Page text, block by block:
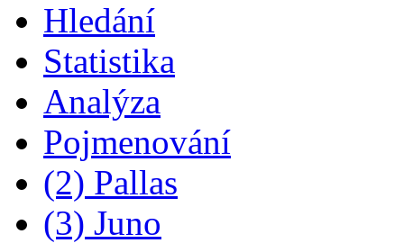
Hledání
Statistika
Analýza
Pojmenování
(2) Pallas
(3) Juno